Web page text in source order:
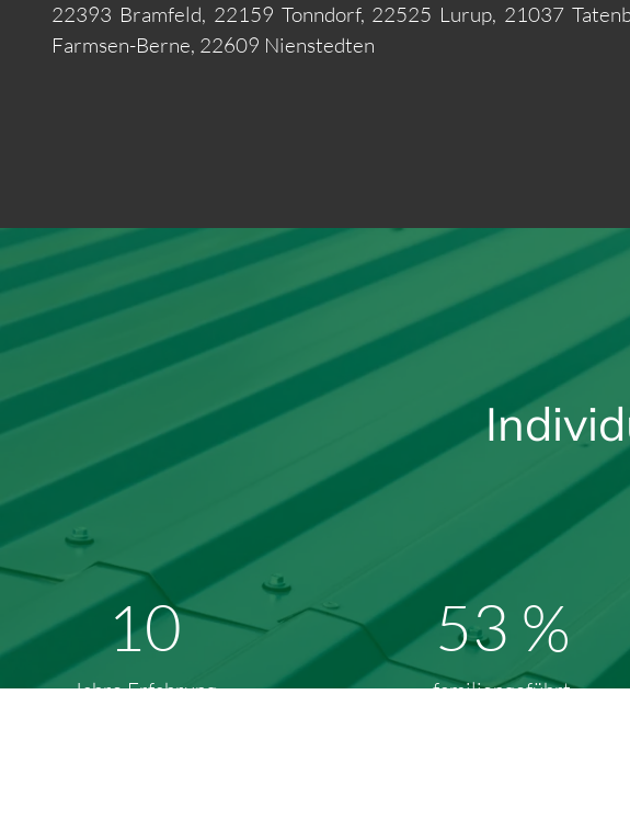
22393 Bramfeld, 22159 Tonndorf, 22525 Lurup, 21037
Farmsen-Berne, 22609 Nienstedten
17
Jahre Erfahrung
89%
familiengeführt